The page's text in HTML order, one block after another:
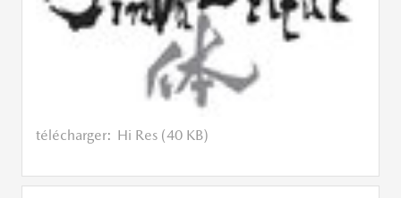
télécharger: Hi Res (40 KB)